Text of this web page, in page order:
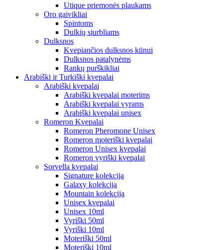
Utique priemonės plaukams
Oro gaivikliai
Spintoms
Dulkių siurbliams
Dulksnos
Kvepiančios dulksnos kūnui
Dulksnos patalynėms
Rankų purškikliai
Arabiški ir Turkiški kvepalai
Arabiški kvepalai
Arabiški kvepalai moterims
Arabiški kvepalai vyrams
Arabiški kvepalai unisex
Romeron Kvepalai
Romeron Pheromone Unisex
Romeron moteriški kvepalai
Romeron Unisex kvepalai
Romeron vyriški kvepalai
Sorvella kvepalai
Signature kolekcija
Galaxy kolekcija
Mountain kolekcija
Unisex kvepalai
Unisex 10ml
Vyriški 50ml
Vyriški 10ml
Moteriški 50ml
Moteriški 10ml